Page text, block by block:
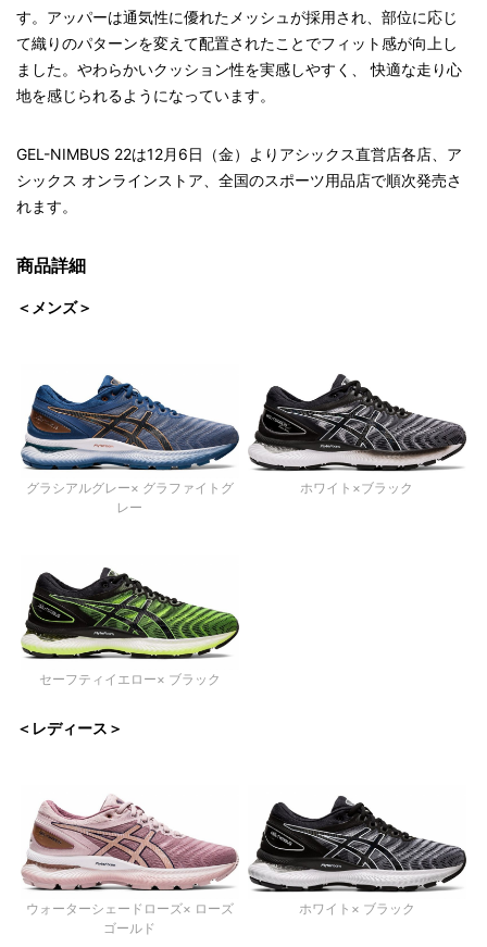
す。アッパーは通気性に優れたメッシュが採用され、部位に応じ
て織りのパターンを変えて配置されたことでフィット感が向上し
ました。やわらかいクッション性を実感しやすく、 快適な走り心
地を感じられるようになっています。
GEL-NIMBUS 22は12月6日（金）よりアシックス直営店各店、ア
シックス オンラインストア、全国のスポーツ用品店で順次発売さ
れます。
商品詳細
＜メンズ＞
グラシアルグレー× グラファイトグ
レー
ホワイト×ブラック
セーフティイエロー× ブラック
＜レディース＞
ウォーターシェードローズ× ローズ
ゴールド
ホワイト× ブラック